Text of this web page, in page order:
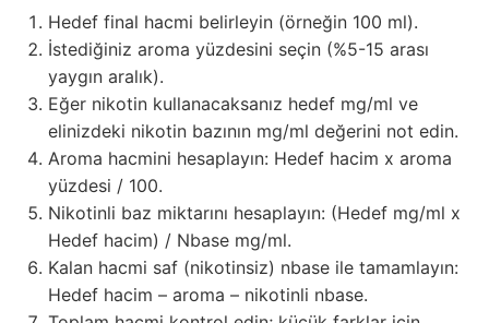
Hedef final hacmi belirleyin (örneğin 100 ml).
İstediğiniz aroma yüzdesini seçin (%5-15 arası
yaygın aralık).
Eğer nikotin kullanacaksanız hedef mg/ml ve
elinizdeki nikotin bazının mg/ml değerini not edin.
Aroma hacmini hesaplayın: Hedef hacim x aroma
yüzdesi / 100.
Nikotinli baz miktarını hesaplayın: (Hedef mg/ml x
Hedef hacim) / Nbase mg/ml.
Kalan hacmi saf (nikotinsiz) nbase ile tamamlayın:
Hedef hacim – aroma – nikotinli nbase.